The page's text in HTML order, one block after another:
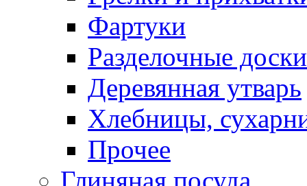
Фартуки
Разделочные доски
Деревянная утварь
Хлебницы,
Прочее